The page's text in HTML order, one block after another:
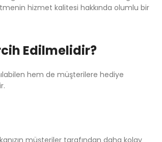
hizmet kalitesi hakkında olumlu bir
Edilmelidir?
hem de müşterilere hediye
müşteriler tarafından daha kolay